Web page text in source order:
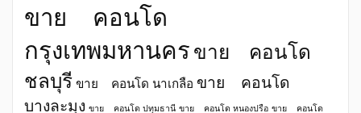
ขาย คอนโด
กรุงเทพมหานครขาย คอนโด
ชลบุรี ขาย คอนโด นาเกลือ ขาย คอนโด
บางละมุง ขาย คอนโด ปทุมธานี ขาย คอนโด หนองปรือ ขาย คอนโด